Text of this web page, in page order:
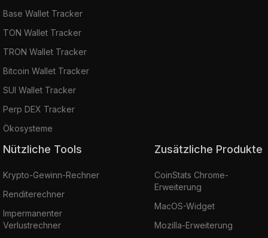
Base Wallet Tracker
TON Wallet Tracker
TRON Wallet Tracker
Bitcoin Wallet Tracker
SUI Wallet Tracker
Perp DEX Tracker
Ökosysteme
Nützliche Tools
Krypto-Gewinn-Rechner
Renditerechner
Impermanenter
Verlustrechner
Zusätzliche Produkte
CoinStats Chrome-
Erweiterung
MacOS-Widget
Mozilla-Erweiterung